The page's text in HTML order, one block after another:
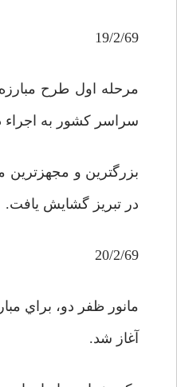
19/2/69
مرحله اول طرح
سراسر کشور به اجراء
بزرگترين و مجهزترين
در تبريز گشايش يافت.
20/2/69
مانور ظفر دو، براي
آغاز شد.